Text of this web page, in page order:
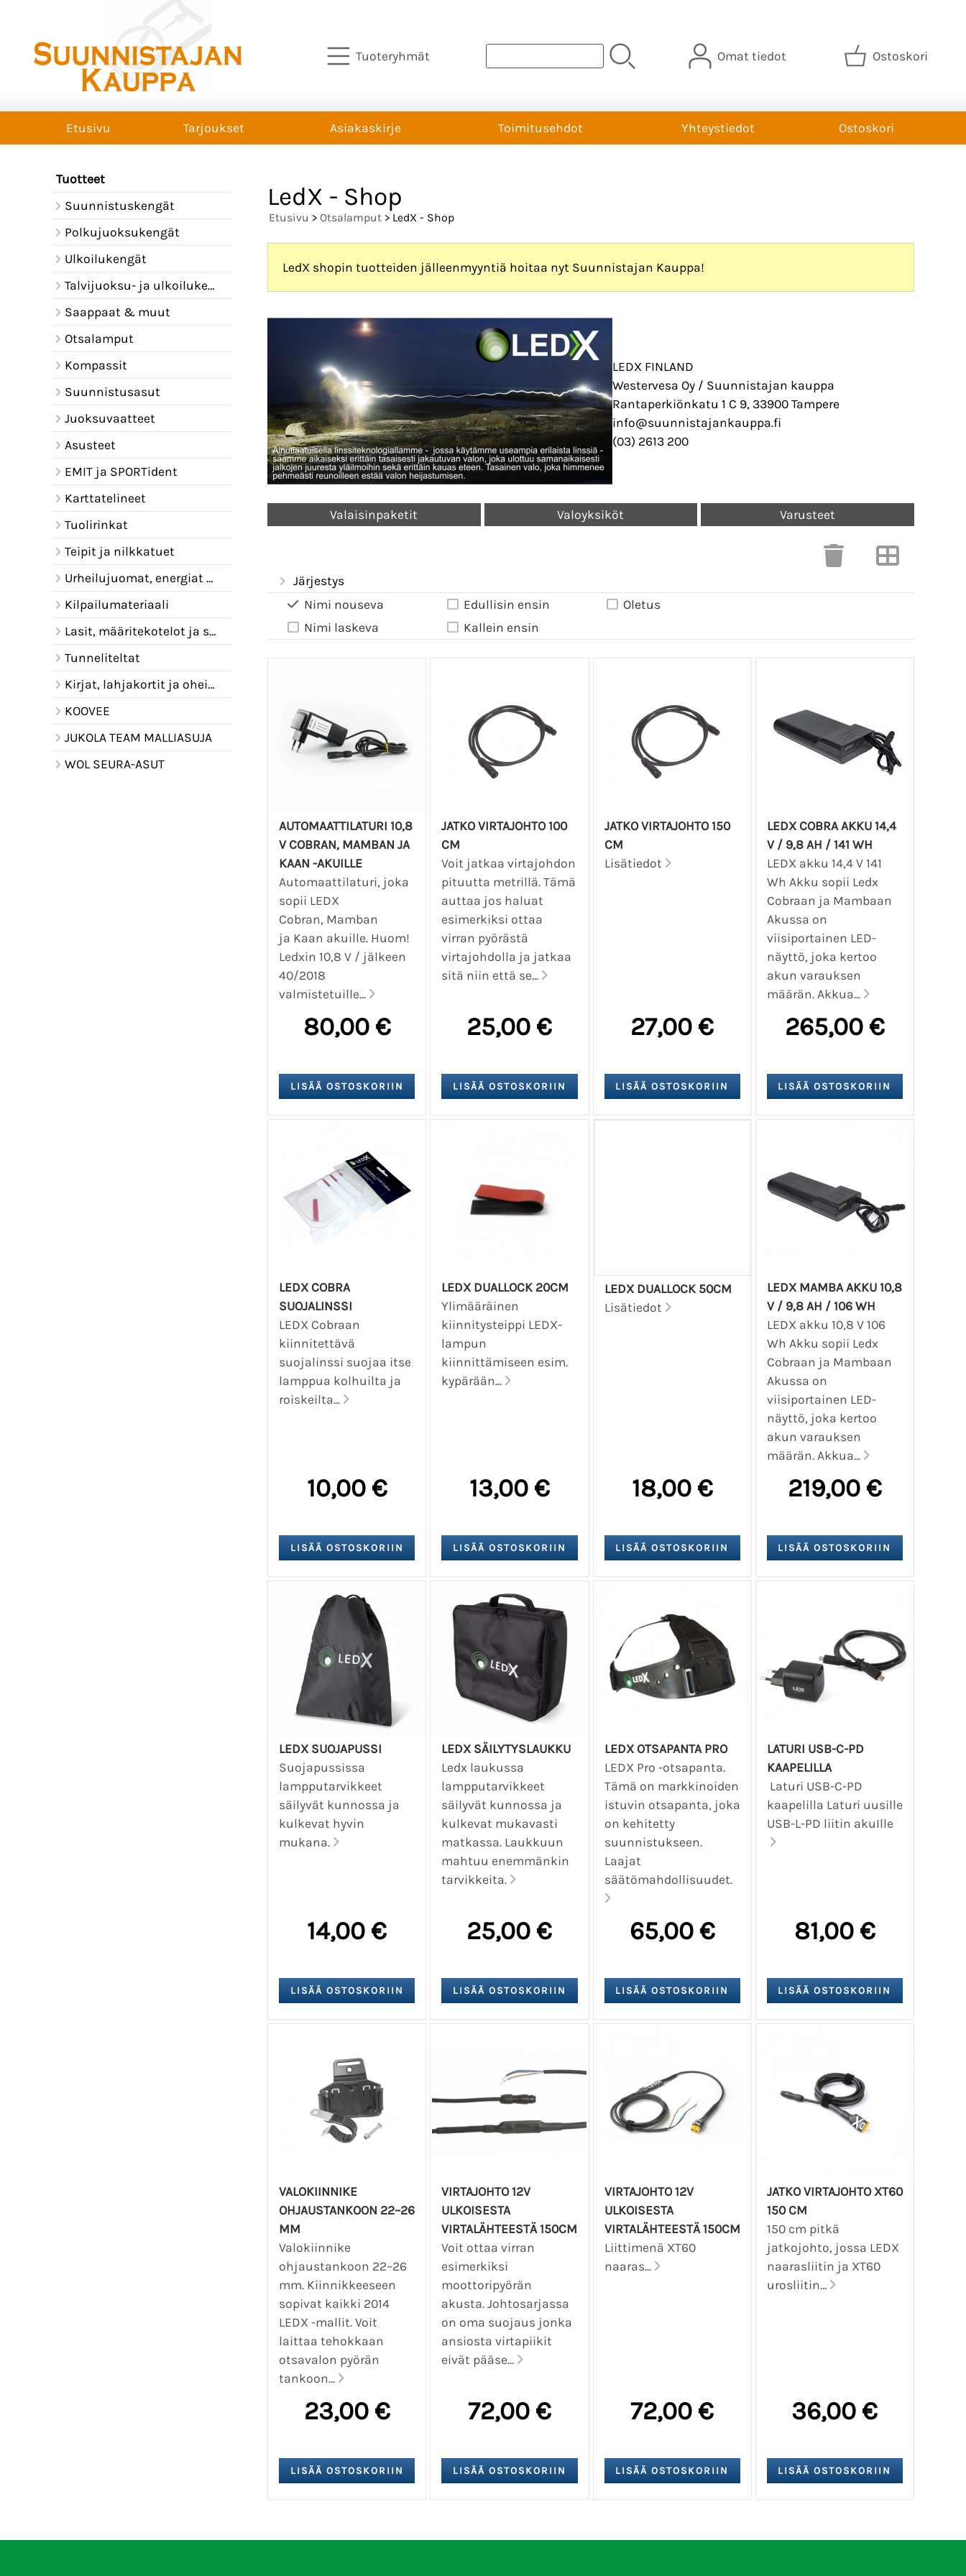
Tuoteryhmät Omat tiedot Ostoskori
Etusivu Tarjoukset Asiakaskirje Toimitusehdot Yhteystiedot Ostoskori
Tuotteet
Suunnistuskengät
Polkujuoksukengät
Ulkoilukengät
Talvijuoksu- ja ulkoilukengät
Saappaat & muut
Otsalamput
Kompassit
Suunnistusasut
Juoksuvaatteet
Asusteet
EMIT ja SPORTident
Karttatelineet
Tuolirinkat
Teipit ja nilkkatuet
Urheilujuomat, energiat ja juomavyöt
Kilpailumateriaali
Lasit, määritekotelot ja sadelipat
Tunneliteltat
Kirjat, lahjakortit ja oheistuotteet
KOOVEE
JUKOLA TEAM MALLIASUJA
WOL SEURA-ASUT
LedX - Shop
Etusivu > Otsalamput > LedX - Shop
LedX shopin tuotteiden jälleenmyyntiä hoitaa nyt Suunnistajan Kauppa!
LEDX FINLAND
Westervesa Oy / Suunnistajan kauppa
Rantaperkiönkatu 1 C 9, 33900 Tampere
info@suunnistajankauppa.fi
(03) 2613 200
Valaisinpaketit Valoyksiköt Varusteet
Järjestys
Nimi nouseva
Nimi laskeva
Edullisin ensin
Kallein ensin
Oletus
AUTOMAATTILATURI 10,8
V COBRAN, MAMBAN JA
KAAN -AKUILLE
Automaattilaturi, joka
sopii LEDX
Cobran, Mamban
ja Kaan akuille. Huom!
Ledxin 10,8 V / jälkeen
40/2018
valmistetuille...
80,00 €
JATKO VIRTAJOHTO 100
CM
Voit jatkaa virtajohdon
pituutta metrillä. Tämä
auttaa jos haluat
esimerkiksi ottaa
virran pyörästä
virtajohdolla ja jatkaa
sitä niin että se...
25,00 €
JATKO VIRTAJOHTO 150
CM
Lisätiedot
27,00 €
LEDX COBRA AKKU 14,4
V / 9,8 AH / 141 WH
LEDX akku 14,4 V 141
Wh Akku sopii Ledx
Cobraan ja Mambaan
Akussa on
viisiportainen LED-
näyttö, joka kertoo
akun varauksen
määrän. Akkua...
265,00 €
LEDX COBRA
SUOJALINSSI
LEDX Cobraan
kiinnitettävä
suojalinssi suojaa itse
lamppua kolhuilta ja
roiskeilta...
10,00 €
LEDX DUALLOCK 20CM
Ylimääräinen
kiinnitysteippi LEDX-
lampun
kiinnittämiseen esim.
kypärään...
13,00 €
LEDX DUALLOCK 50CM
Lisätiedot
18,00 €
LEDX MAMBA AKKU 10,8
V / 9,8 AH / 106 WH
LEDX akku 10,8 V 106
Wh Akku sopii Ledx
Cobraan ja Mambaan
Akussa on
viisiportainen LED-
näyttö, joka kertoo
akun varauksen
määrän. Akkua...
219,00 €
LEDX SUOJAPUSSI
Suojapussissa
lampputarvikkeet
säilyvät kunnossa ja
kulkevat hyvin
mukana.
14,00 €
LEDX SÄILYTYSLAUKKU
Ledx laukussa
lampputarvikkeet
säilyvät kunnossa ja
kulkevat mukavasti
matkassa. Laukkuun
mahtuu enemmänkin
tarvikkeita.
25,00 €
LEDX OTSAPANTA PRO
LEDX Pro -otsapanta.
Tämä on markkinoiden
istuvin otsapanta, joka
on kehitetty
suunnistukseen.
Laajat
säätömahdollisuudet.
65,00 €
LATURI USB-C-PD
KAAPELILLA
Laturi USB-C-PD
kaapelilla Laturi uusille
USB-L-PD liitin akuIlle
81,00 €
VALOKIINNIKE
OHJAUSTANKOON 22–26
MM
Valokiinnike
ohjaustankoon 22–26
mm. Kiinnikkeeseen
sopivat kaikki 2014
LEDX -mallit. Voit
laittaa tehokkaan
otsavalon pyörän
tankoon...
23,00 €
VIRTAJOHTO 12V
ULKOISESTA
VIRTALÄHTEESTÄ 150CM
Voit ottaa virran
esimerkiksi
moottoripyörän
akusta. Johtosarjassa
on oma suojaus jonka
ansiosta virtapiikit
eivät pääse...
72,00 €
VIRTAJOHTO 12V
ULKOISESTA
VIRTALÄHTEESTÄ 150CM
Liittimenä XT60
naaras...
72,00 €
JATKO VIRTAJOHTO XT60
150 CM
150 cm pitkä
jatkojohto, jossa LEDX
naarasliitin ja XT60
urosliitin...
36,00 €